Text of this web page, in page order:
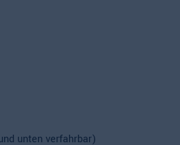
unten verfahrbar)